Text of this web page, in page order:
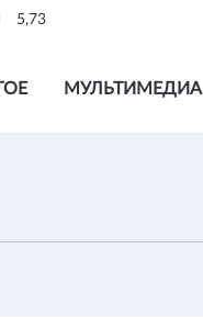
5,73
МУЛЬТИМЕДИА